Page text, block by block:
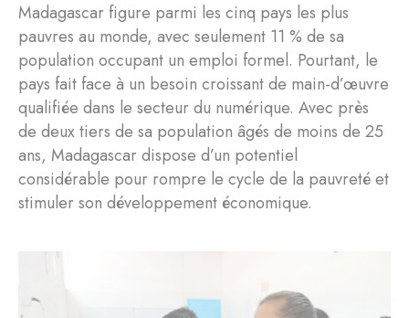
Madagascar figure parmi les cinq pays les plus
pauvres au monde, avec seulement 11 % de sa
population occupant un emploi formel. Pourtant, le
pays fait face à un besoin croissant de main-d’œuvre
qualifiée dans le secteur du numérique. Avec près
de deux tiers de sa population âgés de moins de 25
ans, Madagascar dispose d’un potentiel
considérable pour rompre le cycle de la pauvreté et
stimuler son développement économique.